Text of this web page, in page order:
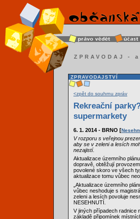
ZPRAVODAJ -
ZPRAVODAJSTVÍ
<zpět do souhrnu zpráv
Rekreační
supermarkety
6. 1. 2014 - BRNO [
V rozporu s veřejnou
aby se v zeleni a lesích
nezajistí.
Aktualizace územního
dopravě, obtěžují
povolené skoro ve všech
aktualizace tomu vůbec
„Aktualizace územního
vůbec neshoduje s
zeleni a lesích povoluje
NESEHNUTÍ.
V jiných případech radnice
základě připomínek